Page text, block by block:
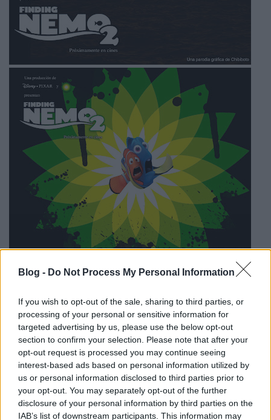
Blog - Do Not Process My Personal Information
If you wish to opt-out of the sale, sharing to third parties, or
processing of your personal or sensitive information for
targeted advertising by us, please use the below opt-out
section to confirm your selection. Please note that after your
opt-out request is processed you may continue seeing
interest-based ads based on personal information utilized by
us or personal information disclosed to third parties prior to
your opt-out. You may separately opt-out of the further
disclosure of your personal information by third parties on the
IAB’s list of downstream participants. This information may